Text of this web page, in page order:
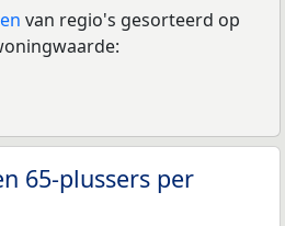
van regio's gesorteerd op
65-plussers per